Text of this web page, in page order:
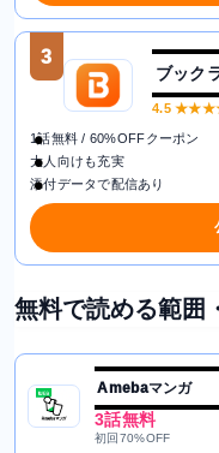
3
ブック
4.5
1話無料 / 60%OFFクーポン
大人向けも充実
添付データで配信あり
無料で読める範囲
Amebaマンガ
3話無料
初回70%OFF